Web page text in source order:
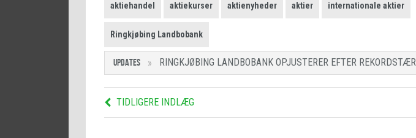
aktiehandel aktiekurser aktienyheder aktier internationale aktier
Ringkjøbing Landbobank
UPDATES RINGKJØBING LANDBOBANK OPJUSTERER EFTER
TIDLIGERE INDLÆG